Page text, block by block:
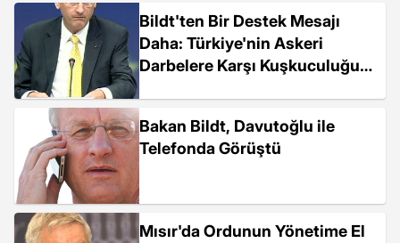
Bildt'ten Bir Destek Mesajı
Daha: Türkiye'nin Askeri
Darbelere Karşı Kuşkuculuğu
Bakan Bildt, Davutoğlu ile
Telefonda Görüştü
Mısır'da Ordunun Yönetime El